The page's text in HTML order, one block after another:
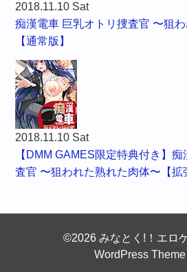
2018.11.10 Sat
痴漢電車 巨乳オトリ捜査官 〜狙
【通常版】
2018.11.10 Sat
【DMM GAMES限定特典付き】
査官 〜狙われた熟れた肉体〜【拡
©2026 みなとく!！エロ
WordPress